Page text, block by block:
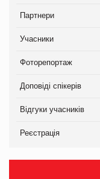
Партнери
Учасники
Фоторепортаж
Доповіді спікерів
Відгуки учасників
Реєстрація